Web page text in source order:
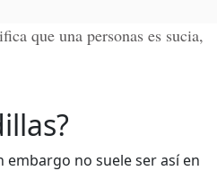
que una personas es sucia,
embargo no suele ser así en